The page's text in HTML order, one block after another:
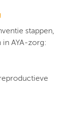
stappen,
AYA-zorg: